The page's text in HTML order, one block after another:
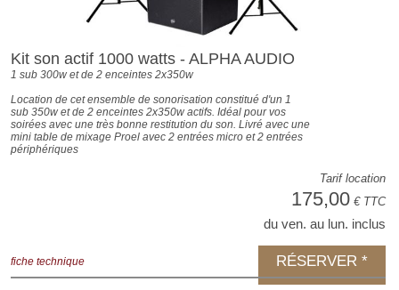
Kit son actif 1000 watts - ALPHA AUDIO
1 sub 300w et de 2 enceintes 2x350w
Location de cet ensemble de sonorisation constitué d'un 1
sub 350w et de 2 enceintes 2x350w actifs. Idéal pour vos
soirées avec une très bonne restitution du son. Livré avec une
mini table de mixage Proel avec 2 entrées micro et 2 entrées
périphériques
Tarif location
175,00 € TTC
du ven. au lun. inclus
fiche technique RÉSERVER *